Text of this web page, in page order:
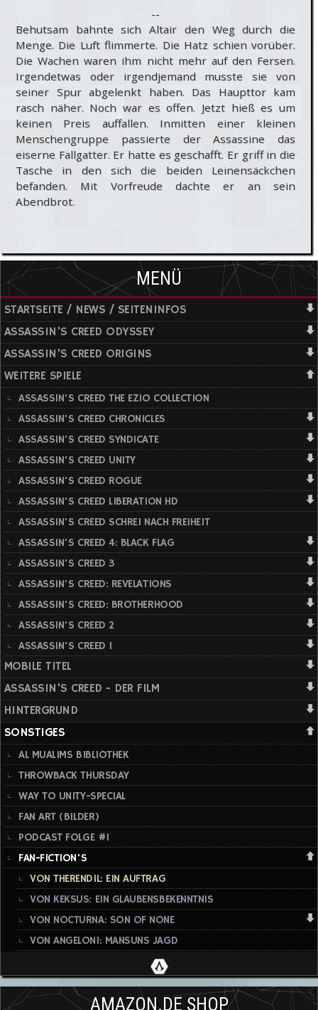
--
Behutsam bahnte sich Altair den Weg durch die
Menge. Die Luft flimmerte. Die Hatz schien vorüber.
Die Wachen waren ihm nicht mehr auf den Fersen.
Irgendetwas oder irgendjemand musste sie von
seiner Spur abgelenkt haben. Das Haupttor kam
rasch näher. Noch war es offen. Jetzt hieß es um
keinen Preis auffallen. Inmitten einer kleinen
Menschengruppe passierte der Assassine das
eiserne Fallgatter. Er hatte es geschafft. Er griff in die
Tasche in den sich die beiden Leinensäckchen
befanden. Mit Vorfreude dachte er an sein
Abendbrot.
MENÜ
STARTSEITE / NEWS / SEITENINFOS
ASSASSIN'S CREED ODYSSEY
ASSASSIN'S CREED ORIGINS
WEITERE SPIELE
ASSASSIN'S CREED THE EZIO COLLECTION
ASSASSIN'S CREED CHRONICLES
ASSASSIN'S CREED SYNDICATE
ASSASSIN'S CREED UNITY
ASSASSIN'S CREED ROGUE
ASSASSIN'S CREED LIBERATION HD
ASSASSIN'S CREED SCHREI NACH FREIHEIT
ASSASSIN'S CREED 4: BLACK FLAG
ASSASSIN'S CREED 3
ASSASSIN'S CREED: REVELATIONS
ASSASSIN'S CREED: BROTHERHOOD
ASSASSIN'S CREED 2
ASSASSIN'S CREED 1
MOBILE TITEL
ASSASSIN'S CREED - DER FILM
HINTERGRUND
SONSTIGES
AL MUALIMS BIBLIOTHEK
THROWBACK THURSDAY
WAY TO UNITY-SPECIAL
FAN ART (BILDER)
PODCAST FOLGE #1
FAN-FICTION'S
VON THERENDIL: EIN AUFTRAG
VON KEKSUS: EIN GLAUBENSBEKENNTNIS
VON NOCTURNA: SON OF NONE
VON ANGELONI: MANSUNS JAGD
AMAZON.DE SHOP